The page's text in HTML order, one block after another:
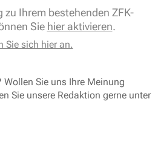
zu Ihrem bestehenden ZFK-
Sie hier aktivieren.
Sie sich hier an.
Wollen Sie uns Ihre Meinung
Sie unsere Redaktion gerne unter